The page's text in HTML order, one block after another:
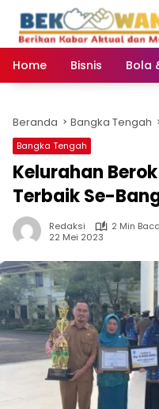
konten
Home
Bisnis Bola
Beranda Bangka Tengah
Bangka Tengah
Kelurahan
Terbaik Se-
Redaksi
2 Min Baca
22 Mei 2023